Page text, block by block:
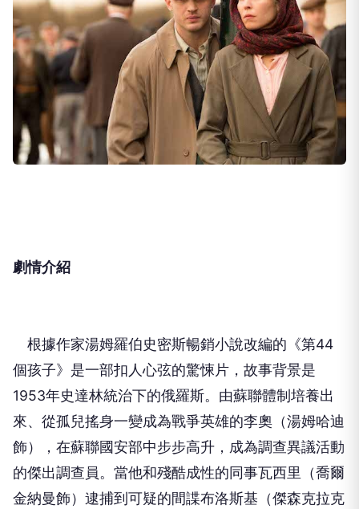
劇情介紹
根據作家湯姆羅伯史密斯暢銷小說改編的《第44
個孩子》是一部扣人心弦的驚悚片，故事背景是
1953年史達林統治下的俄羅斯。由蘇聯體制培養出
來、從孤兒搖身一變成為戰爭英雄的李奧（湯姆哈迪
飾），在蘇聯國安部中步步高升，成為調查異議活動
的傑出調查員。當他和殘酷成性的同事瓦西里（喬爾
金納曼飾）逮捕到可疑的間諜布洛斯基（傑森克拉克